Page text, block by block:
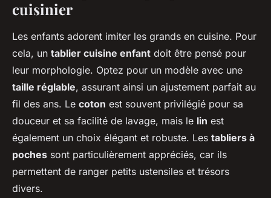
cuisinier
Les enfants adorent imiter les grands en cuisine. Pour
cela, un tablier cuisine enfant doit être pensé pour
leur morphologie. Optez pour un modèle avec une
taille réglable, assurant ainsi un ajustement parfait au
fil des ans. Le coton est souvent privilégié pour sa
douceur et sa facilité de lavage, mais le lin est
également un choix élégant et robuste. Les tabliers à
poches sont particulièrement appréciés, car ils
permettent de ranger petits ustensiles et trésors
divers.